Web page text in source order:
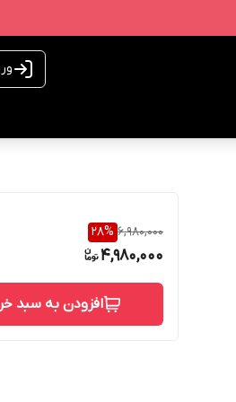
6,980,000
28%
4,980,000
افزودن به سبد